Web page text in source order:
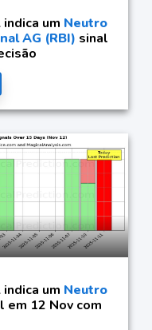
um Neutro
AG (RBI) sinal
um Neutro
em 12 Nov com